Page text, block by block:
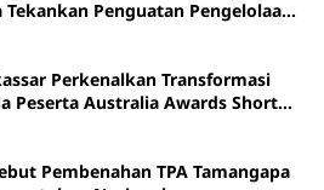
Tekankan Penguatan Pengelolaan
Perkenalkan Transformasi
Peserta Australia Awards Short
Pembenahan TPA Tamangapa